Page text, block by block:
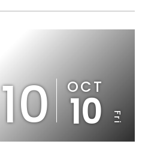
10 OCT
10 Fri